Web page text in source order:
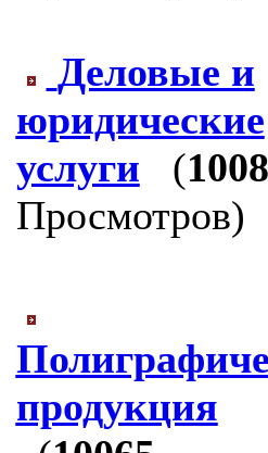
Деловые и
юридические
услуги
(
Просмотров)
продукция